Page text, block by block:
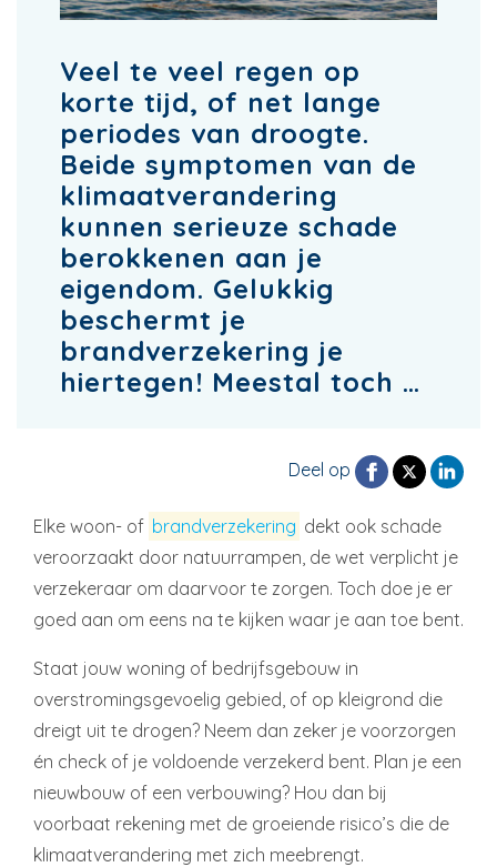
Veel te veel regen op
korte tijd, of net lange
periodes van droogte.
Beide symptomen van de
klimaatverandering
kunnen serieuze schade
berokkenen aan je
eigendom. Gelukkig
beschermt je
brandverzekering je
hiertegen! Meestal toch …
Deel op
Elke woon- of brandverzekering dekt ook schade
veroorzaakt door natuurrampen, de wet verplicht je
verzekeraar om daarvoor te zorgen. Toch doe je er
goed aan om eens na te kijken waar je aan toe bent.
Staat jouw woning of bedrijfsgebouw in
overstromingsgevoelig gebied, of op kleigrond die
dreigt uit te drogen? Neem dan zeker je voorzorgen
én check of je voldoende verzekerd bent. Plan je een
nieuwbouw of een verbouwing? Hou dan bij
voorbaat rekening met de groeiende risico’s die de
klimaatverandering met zich meebrengt.